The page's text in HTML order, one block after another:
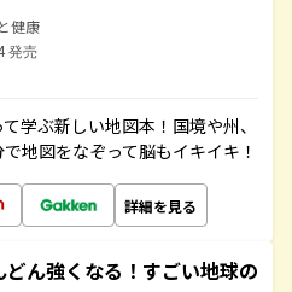
健康
発売
学ぶ新しい地図本！国境や州、
地図をなぞって脳もイキイキ！
詳細を見る
どん強くなる！すごい地球の